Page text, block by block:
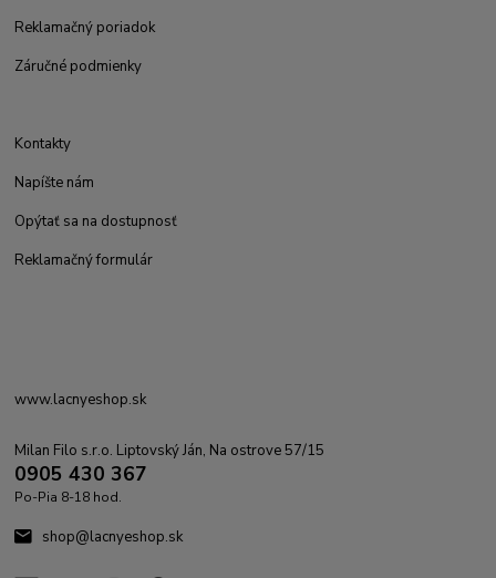
Reklamačný poriadok
Záručné podmienky
Kontakty
Napíšte nám
Opýtať sa na dostupnosť
Reklamačný formulár
www.lacnyeshop.sk
Milan Filo s.r.o. Liptovský Ján, Na ostrove 57/15
0905 430 367
Po-Pia 8-18 hod.
shop@lacnyeshop.sk